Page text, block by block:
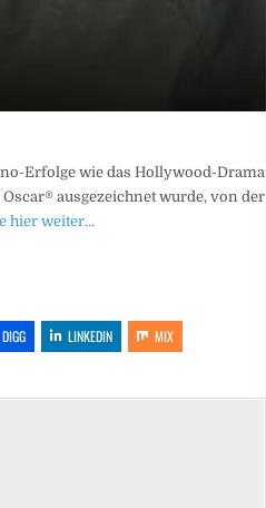
Erfolge wie das Hollywood-Drama
ausgezeichnet wurde, von der
hier weiter…
DIGG LINKEDIN MIX